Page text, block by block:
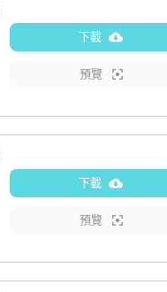
下載
預覽
下載
預覽